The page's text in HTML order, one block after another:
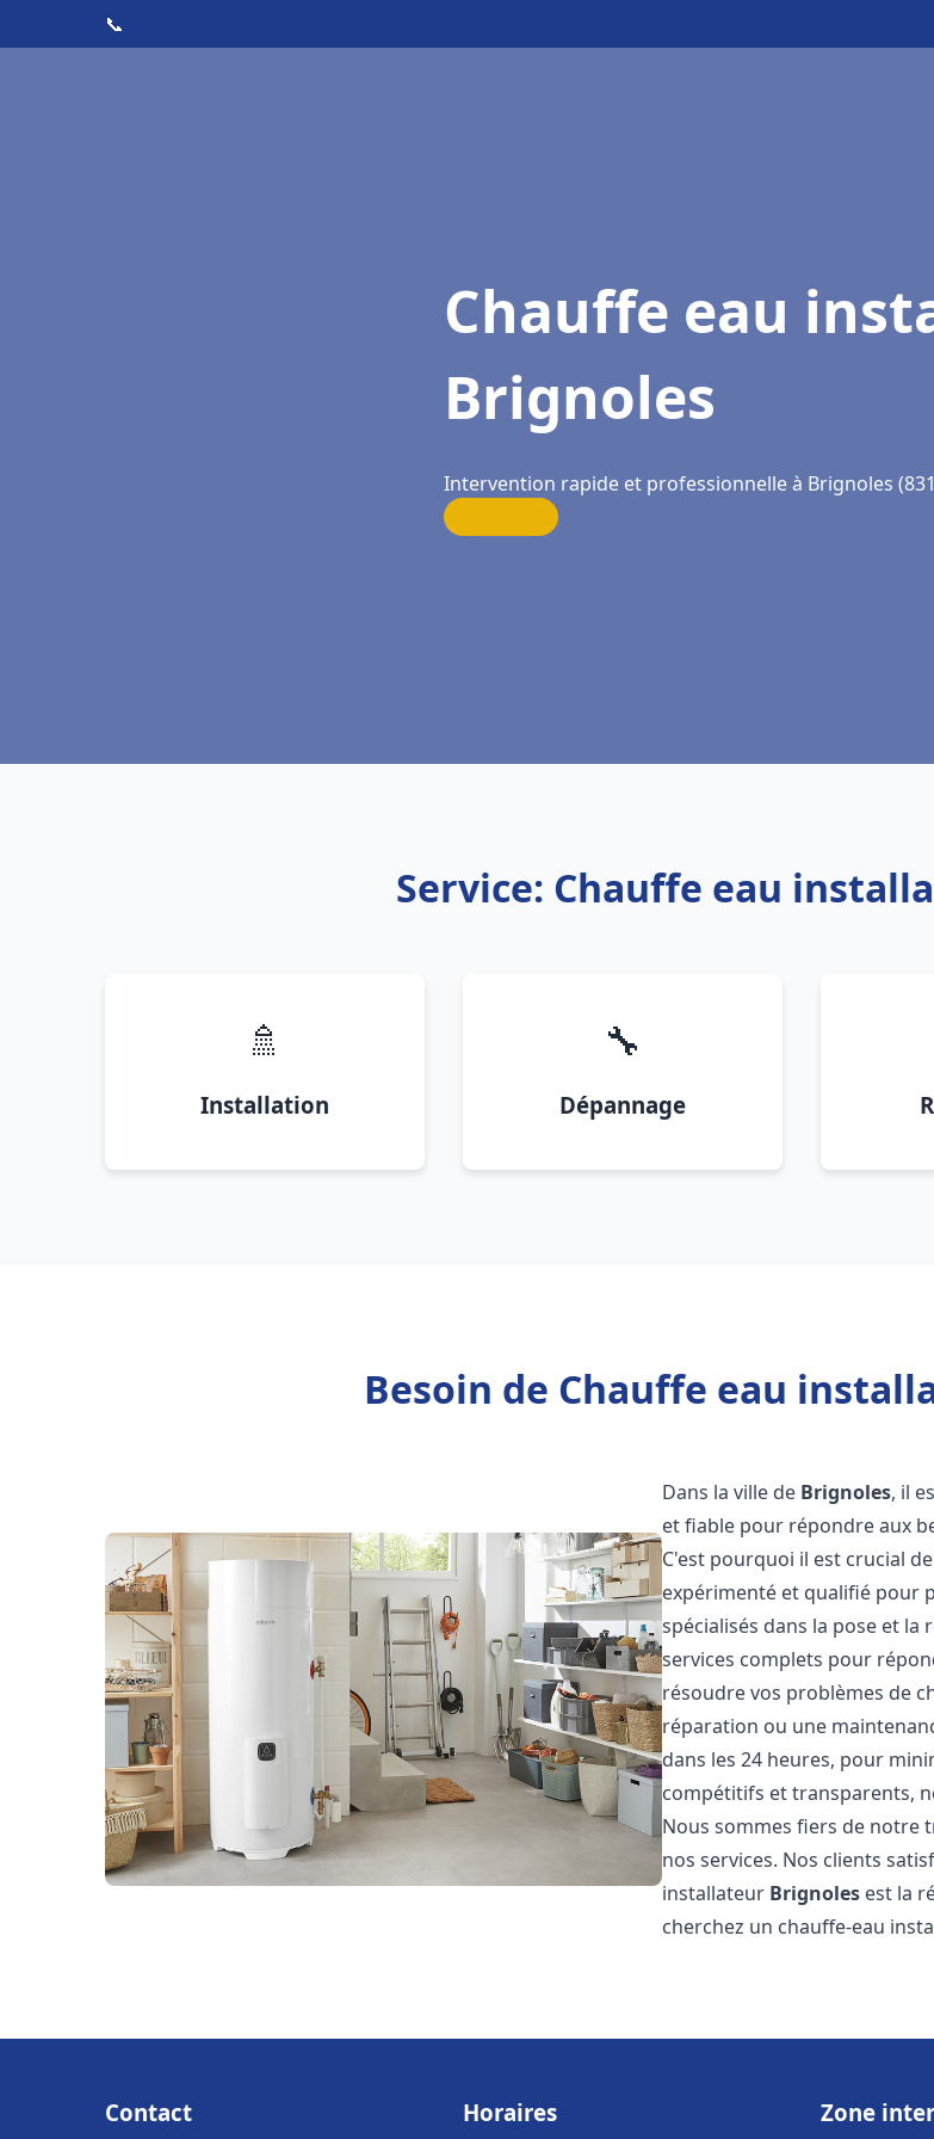
📞
Chauffe eau
Brignoles
Intervention rapide et professionnelle à Brignoles
Service: Chauffe eau
🚿
Installation
🔧
Dépannage
Besoin de Chauffe eau
Dans la ville de Brignoles, il
et fiable pour répondre aux
C'est pourquoi il est crucial
expérimenté et qualifié pour
spécialisés dans la pose et la
services complets pour
résoudre vos problèmes de
réparation ou une
dans les 24 heures, pour
compétitifs et transparents,
Nous sommes fiers de notre
nos services. Nos clients
installateur Brignoles est la
cherchez un chauffe-eau
Contact Horaires Zone